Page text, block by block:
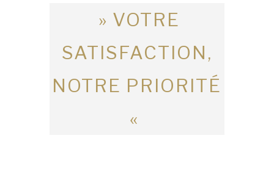
» VOTRE
SATISFACTION,
NOTRE PRIORITÉ
«